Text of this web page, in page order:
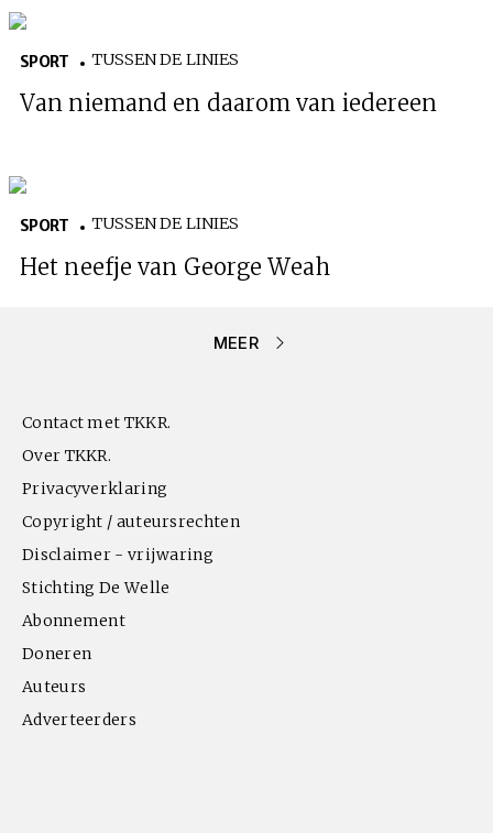
SPORT TUSSEN DE LINIES
Van niemand en daarom van iedereen
SPORT TUSSEN DE LINIES
Het neefje van George Weah
MEER
Contact met TKKR.
Over TKKR.
Privacyverklaring
Copyright / auteursrechten
Disclaimer - vrijwaring
Stichting De Welle
Abonnement
Doneren
Auteurs
Adverteerders